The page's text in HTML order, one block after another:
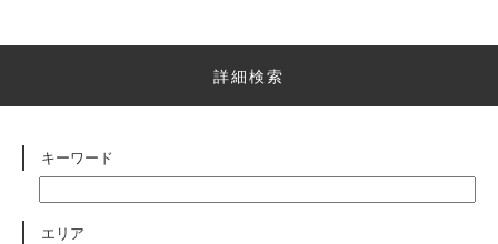
詳細検索
キーワード
エリア